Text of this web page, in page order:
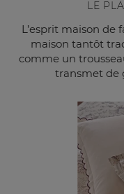
LE
L’esprit maison de
maison tantôt
comme un
transmet de